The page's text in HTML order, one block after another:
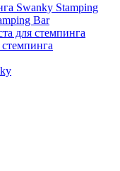
Swanky Stamping
Bar
для стемпинга